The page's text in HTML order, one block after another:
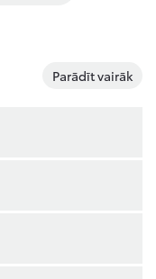
Parādīt vairāk